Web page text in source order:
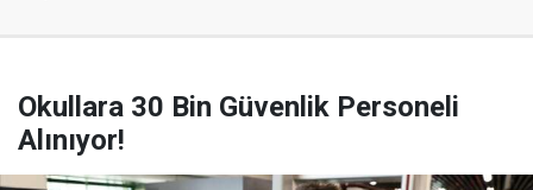
Okullara 30 Bin Güvenlik Personeli
Alınıyor!